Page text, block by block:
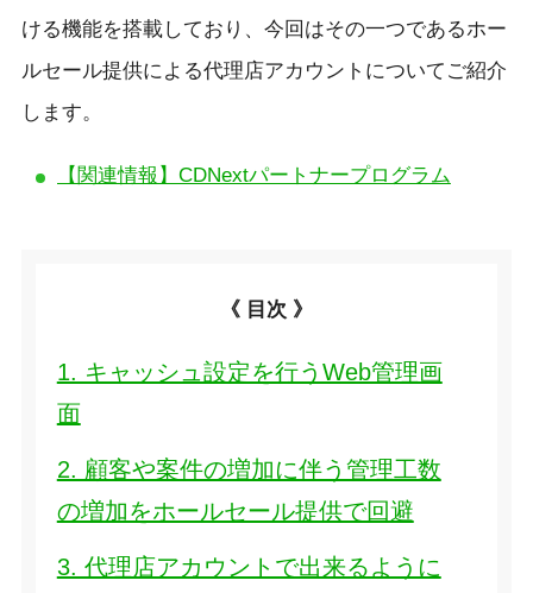
ける機能を搭載しており、今回はその一つであるホー
ルセール提供による代理店アカウントについてご紹介
します。
【関連情報】CDNextパートナープログラム
《 目次 》
1. キャッシュ設定を行うWeb管理画
面
2. 顧客や案件の増加に伴う管理工数
の増加をホールセール提供で回避
3. 代理店アカウントで出来るように